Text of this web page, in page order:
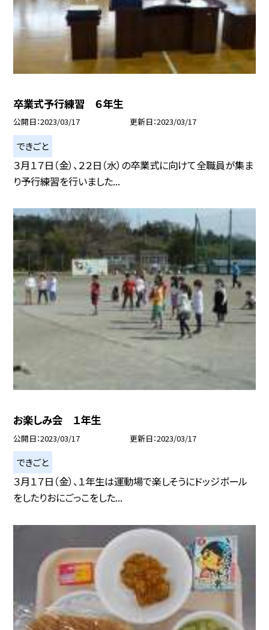
卒業式予行練習 ６年生
公開日 2023/03/17 更新日 2023/03/17
できごと
３月１７日（金）、２２日（水）の卒業式に向けて全職員が集ま
り予行練習を行いました...
お楽しみ会 １年生
公開日 2023/03/17 更新日 2023/03/17
できごと
３月１７日（金）、１年生は運動場で楽しそうにドッジボール
をしたりおにごっこをした...